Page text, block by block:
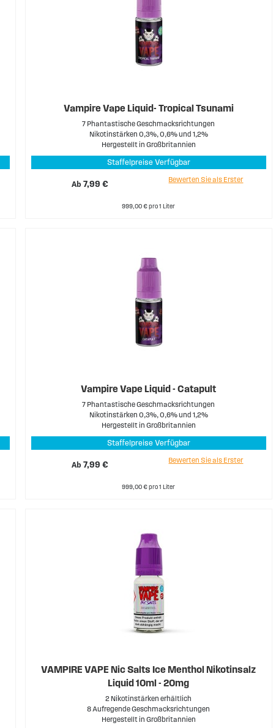
Vampire Vape Liquid- Tropical Tsunami
7 Phantastische Geschmacksrichtungen
Nikotinstärken 0,3%, 0,6% und 1,2%
Hergestellt in Großbritannien
Staffelpreise Verfügbar
Ab 7,99 €
Bewerten Sie als Erster
999,00 € pro 1 Liter
Vampire Vape Liquid - Catapult
7 Phantastische Geschmacksrichtungen
Nikotinstärken 0,3%, 0,6% und 1,2%
Hergestellt in Großbritannien
Staffelpreise Verfügbar
Ab 7,99 €
Bewerten Sie als Erster
999,00 € pro 1 Liter
VAMPIRE VAPE Nic Salts Ice Menthol Nikotinsalz
Liquid 10ml - 20mg
2 Nikotinstärken erhältlich
8 Aufregende Geschmacksrichtungen
Hergestellt in Großbritannien